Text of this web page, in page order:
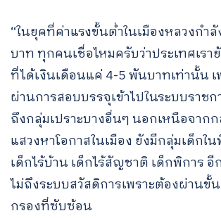
“ในยุคที่ค่าแรงขั้นต่ำในเมืองหลวงกำ
บาท ทุกคนเชื่อไหมครับว่าประเทศเรา
ที่ได้เงินเดือนแค่ 4-5 พันบาทเท่านั้น เ
ผ่านการสอบบรรจุเข้าไปในระบบราช
ถึงกลุ่มเปราะบางอื่นๆ นอกเหนือจาก
แสวงหาโอกาสในเมือง ยังมีกลุ่มเด็กใ
เด็กไร้บ้าน เด็กไร้สัญชาติ เด็กพิการ อี
ไม่ถึงระบบสวัสดิการเพราะต้องผ่านขั้
กรองที่ซับซ้อน